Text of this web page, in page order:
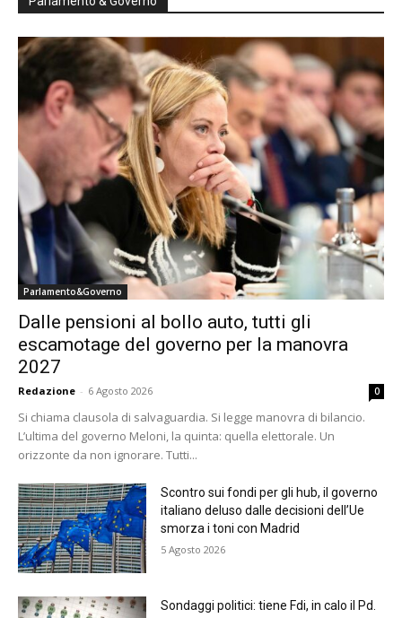
Parlamento&Governo
Dalle pensioni al bollo auto, tutti gli
escamotage del governo per la manovra
2027
Redazione - 6 Agosto 2026 0
Si chiama clausola di salvaguardia. Si legge manovra di bilancio.
L’ultima del governo Meloni, la quinta: quella elettorale. Un
orizzonte da non ignorare. Tutti...
Scontro sui fondi per gli hub, il governo
italiano deluso dalle decisioni dell’Ue
smorza i toni con Madrid
5 Agosto 2026
Sondaggi politici: tiene Fdi, in calo il Pd.